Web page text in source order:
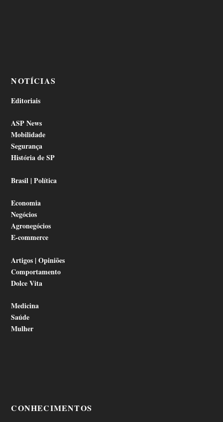
NOTÍCIAS
Editoriais
ASP News
Mobilidade
Segurança
História de SP
Brasil | Política
Economia
Negócios
Agronegócios
E-commerce
Artigos | Opiniões
Comportamento
Dolce Vita
Medicina
Saúde
Mulher
CONHECIMENTOS